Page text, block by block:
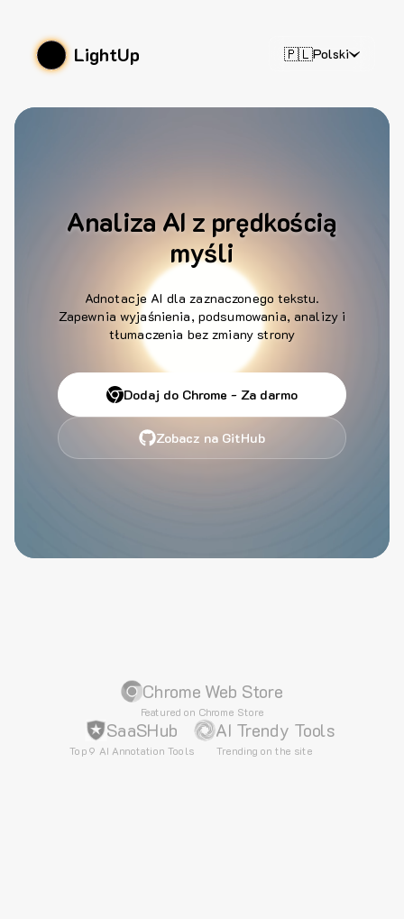
LightUp 🇵🇱Polski
Analiza AI z prędkością
myśli
Adnotacje AI dla zaznaczonego tekstu.
Zapewnia wyjaśnienia, podsumowania, analizy i
tłumaczenia bez zmiany strony
Dodaj do Chrome - Za darmo
Zobacz na GitHub
Chrome Web Store
Featured on Chrome Store
SaaSHub
Top 9 AI Annotation Tools
AI Trendy Tools
Trending on the site